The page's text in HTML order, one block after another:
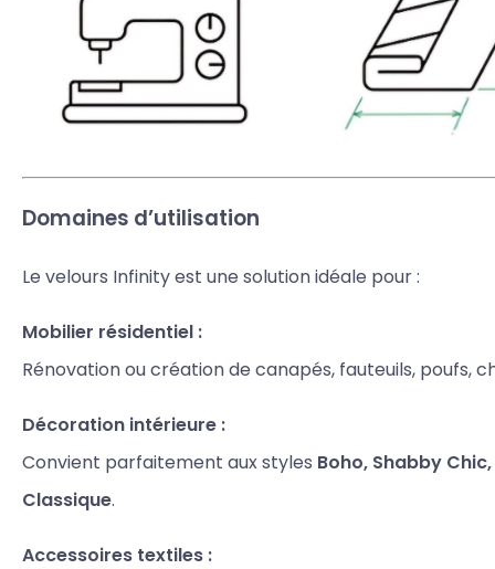
Domaines d’utilisation
Le velours Infinity est une solution idéale pour :
Mobilier résidentiel :
Rénovation ou création de canapés, fauteuils, poufs,
Décoration intérieure :
Convient parfaitement aux styles Boho, Shabby
Classique.
Accessoires textiles :